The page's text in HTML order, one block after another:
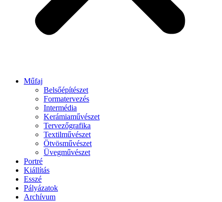
Műfaj
Belsőépítészet
Formatervezés
Intermédia
Kerámiaművészet
Tervezőgrafika
Textilművészet
Ötvösművészet
Üvegművészet
Portré
Kiállítás
Esszé
Pályázatok
Archívum